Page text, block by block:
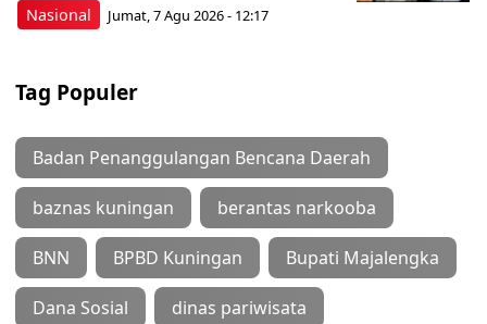
Nasional Jumat, 7 Agu 2026 - 12:17
Tag Populer
Badan Penanggulangan Bencana Daerah
baznas kuningan berantas narkooba
BNN BPBD Kuningan Bupati Majalengka
Dana Sosial dinas pariwisata